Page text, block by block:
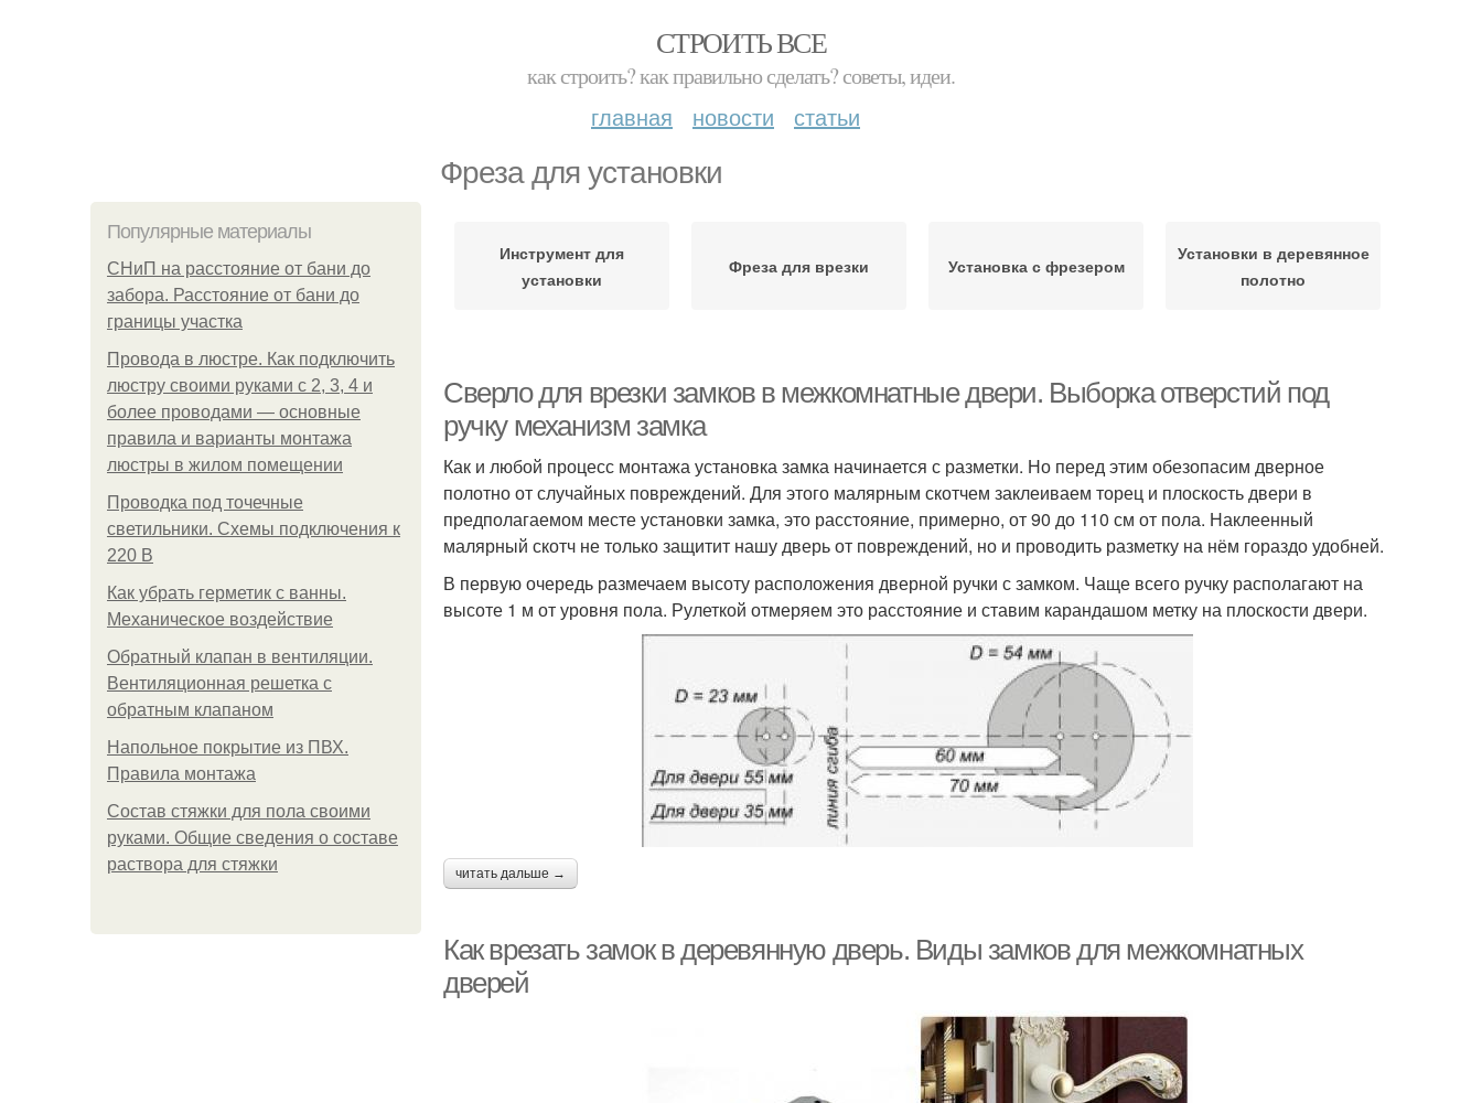
СТРОИТЬ ВСЕ
как строить? как правильно сделать? советы, идеи.
главная новости статьи
Фреза для установки
Популярные материалы
СНиП на расстояние от бани до
забора. Расстояние от бани до
границы участка
Провода в люстре. Как подключить
люстру своими руками с 2, 3, 4 и
более проводами — основные
правила и варианты монтажа
люстры в жилом помещении
Проводка под точечные
светильники. Схемы подключения к
220 В
Как убрать герметик с ванны.
Механическое воздействие
Обратный клапан в вентиляции.
Вентиляционная решетка с
обратным клапаном
Напольное покрытие из ПВХ.
Правила монтажа
Состав стяжки для пола своими
руками. Общие сведения о составе
раствора для стяжки
Инструмент для
установки
Фреза для врезки Установка с фрезером
Установки в деревянное
полотно
Сверло для врезки замков в межкомнатные двери. Выборка отверстий под
ручку механизм замка
Как и любой процесс монтажа установка замка начинается с разметки. Но перед этим обезопасим дверное
полотно от случайных повреждений. Для этого малярным скотчем заклеиваем торец и плоскость двери в
предполагаемом месте установки замка, это расстояние, примерно, от 90 до 110 см от пола. Наклеенный
малярный скотч не только защитит нашу дверь от повреждений, но и проводить разметку на нём гораздо удобней.
В первую очередь размечаем высоту расположения дверной ручки с замком. Чаще всего ручку располагают на
высоте 1 м от уровня пола. Рулеткой отмеряем это расстояние и ставим карандашом метку на плоскости двери.
читать дальше →
Как врезать замок в деревянную дверь. Виды замков для межкомнатных
дверей